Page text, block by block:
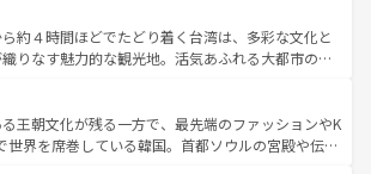
沢な旅のスタイルだ。 なお、新着のアメリカ
コンテンツ一覧を参照してほしい。
てなしの心で訪れる人々を迎えてくれるハワイの
いしいローカルフードやハワイアンミュージッ
的なフラダンスなど、すべてがハワイの魅力を彩
に味わってほしい。 なお、新着のハワイ情報
ンツ一覧を参照してほしい。
フや大陸中央部にそびえるウルル（エアーズロッ
スマニアの美しい原生林やケアンズの熱帯雨林な
ころがたくさん。また、カフェやワイン、オージ
クティビティも充実しており、サーフィンやダイ
ハイキングなど、アウトドア好きにはたまらな
ストラリアの多彩な魅力を存分に味わいつくそ
約４時間ほどでたどり着く台湾は、多彩な文化と
りなす魅力的な観光地。活気あふれる大都市の台
ひつな山岳地帯である台湾東部など、都市の喧騒
静けさが共存しており、訪れる人に新しい発見と
たらしてくれる。また、奥深い台湾の食文化も魅
王朝文化が残る一方で、最先端のファッションやK
世界を席巻している韓国。首都ソウルの宮殿や伝統